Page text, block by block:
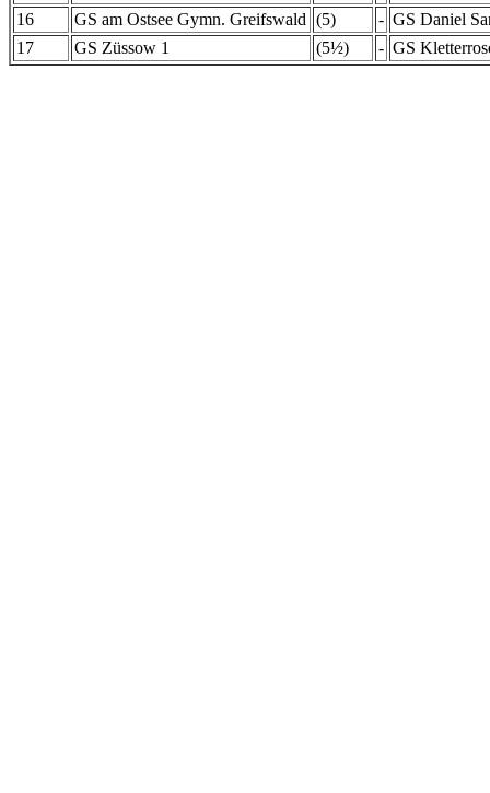
16 GS am Ostsee Gymn. Greifswald (5) - GS Daniel
17
GS Züssow 1 (5½) - GS